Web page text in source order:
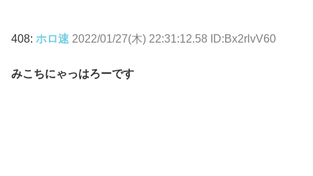
408: ホロ速 2022/01/27(木) 22:31:12.58 ID:Bx2rlvV60
みこちにゃっはろーです